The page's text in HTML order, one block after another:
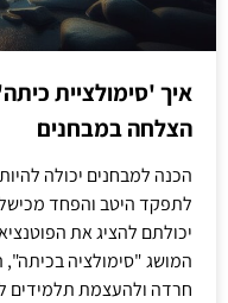
איך 'סימולציית
הצלחה במבחנים
הכנה למבחנים יכולה
לתפקד היטב והפחד
יכולתם להציג את
המושג "סימולציה בכיתה",
חרדה ולהעצמת תלמידים